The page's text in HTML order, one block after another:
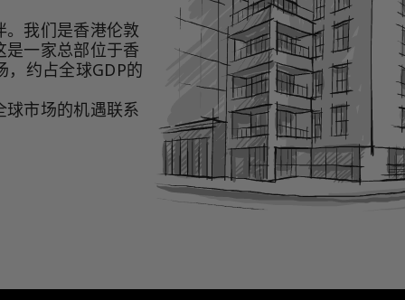
我们是香港伦敦
一家总部位于香
，约占全球GDP的
市场的机遇联系